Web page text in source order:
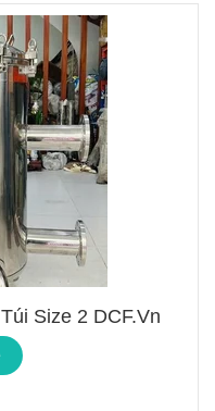
Size 2 DCF.vn